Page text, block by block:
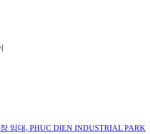
임대, PHUC DIEN INDUSTRIAL PARK